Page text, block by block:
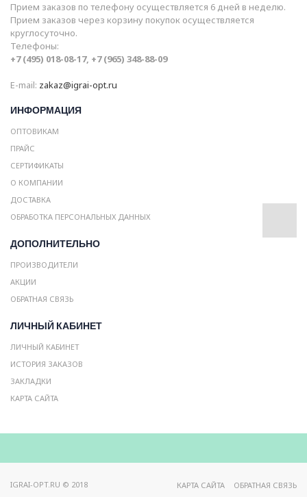
Прием заказов по телефону осуществляется 6 дней в неделю.
Прием заказов через корзину покупок осуществляется
круглосуточно.
Телефоны:
+7 (495) 018-08-17, +7 (965) 348-88-09
E-mail: zakaz@igrai-opt.ru
ИНФОРМАЦИЯ
ОПТОВИКАМ
ПРАЙС
СЕРТИФИКАТЫ
О КОМПАНИИ
ДОСТАВКА
ОБРАБОТКА ПЕРСОНАЛЬНЫХ ДАННЫХ
ДОПОЛНИТЕЛЬНО
ПРОИЗВОДИТЕЛИ
АКЦИИ
ОБРАТНАЯ СВЯЗЬ
ЛИЧНЫЙ КАБИНЕТ
ЛИЧНЫЙ КАБИНЕТ
ИСТОРИЯ ЗАКАЗОВ
ЗАКЛАДКИ
КАРТА САЙТА
IGRAI-OPT.RU © 2018 КАРТА САЙТА ОБРАТНАЯ СВЯЗЬ